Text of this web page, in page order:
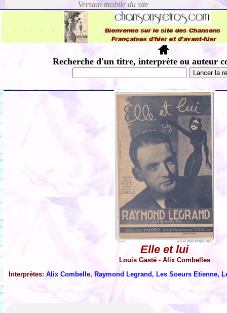
Recherche d'un titre, interprète ou auteur
Elle et lui
Louis Gasté - Alix Combelles
Interprètes: Alix Combelle, Raymond Legrand, Les Soeurs Etienne,